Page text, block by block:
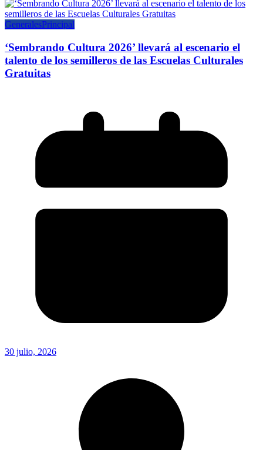
GeneralesPrincipal
‘Sembrando Cultura 2026’ llevará al escenario el
talento de los semilleros de las Escuelas Culturales
Gratuitas
30 julio, 2026